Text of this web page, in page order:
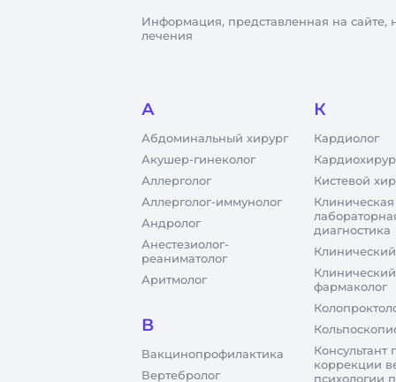
Информация, представленная на сайте,
лечения
А
Абдоминальный хирург
Акушер-гинеколог
Аллерголог
Аллерголог-иммунолог
Андролог
Анестезиолог-
реаниматолог
Аритмолог
В
Вакцинопрофилактика
Вертебролог
К
Кардиолог
Кистевой
Клиническая
диагностика
Клинический
фармаколог
Консультант
коррекции
психологии